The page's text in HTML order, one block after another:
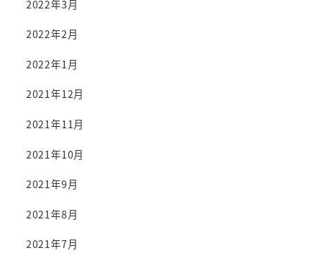
2022年3月
2022年2月
2022年1月
2021年12月
2021年11月
2021年10月
2021年9月
2021年8月
2021年7月